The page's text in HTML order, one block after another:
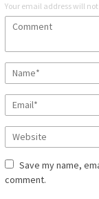
Your email address will
Save my name,
comment.